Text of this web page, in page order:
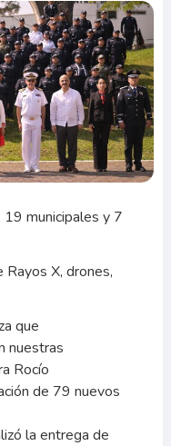
municipales y 7
X, drones,
que
nuestras
Rocío
de 79 nuevos
la entrega de